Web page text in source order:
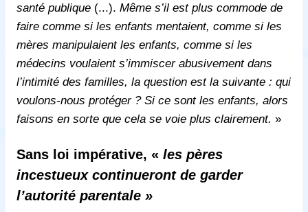
santé publique (...). Même s’il est plus commode de
faire comme si les enfants mentaient, comme si les
mères manipulaient les enfants, comme si les
médecins voulaient s’immiscer abusivement dans
l’intimité des familles, la question est la suivante : qui
voulons-nous protéger ? Si ce sont les enfants, alors
faisons en sorte que cela se voie plus clairement. »
Sans loi impérative, « les pères
incestueux continueront de garder
l’autorité parentale »